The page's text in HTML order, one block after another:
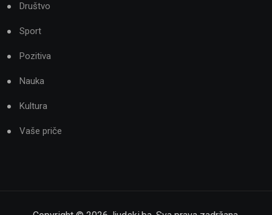
Društvo
Sport
Pozitiva
Nauka
Kultura
Vaše priče